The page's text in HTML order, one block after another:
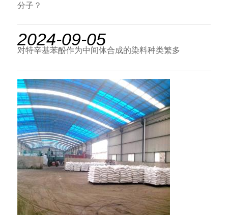
分子？
2024-09-05
对特辛基苯酚作为中间体合成的染料种类繁多